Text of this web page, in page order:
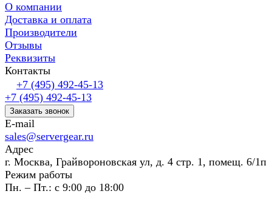
О компании
Доставка и оплата
Производители
Отзывы
Реквизиты
Контакты
+7 (495) 492-45-13
+7 (495) 492-45-13
Заказать звонок
E-mail
sales@servergear.ru
Адрес
г. Москва, Грайвороновская ул, д. 4 стр. 1, помещ. 6/1п
Режим работы
Пн. – Пт.: с 9:00 до 18:00